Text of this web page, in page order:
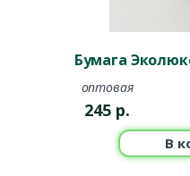
Бумага
оптовая
245 р.
В